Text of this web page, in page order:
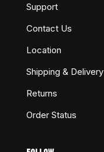
Support
Contact Us
Location
Shipping & Delivery
Returns
Order Status